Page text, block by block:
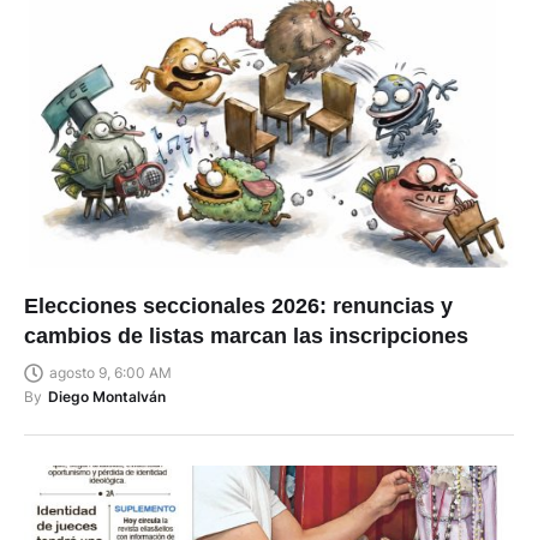
Elecciones seccionales 2026: renuncias y
cambios de listas marcan las inscripciones
agosto 9, 6:00 AM
By Diego Montalván